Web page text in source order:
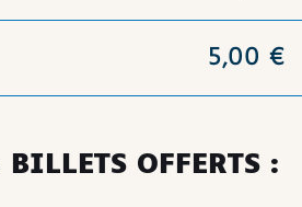
5,00 €
OFFERTS :